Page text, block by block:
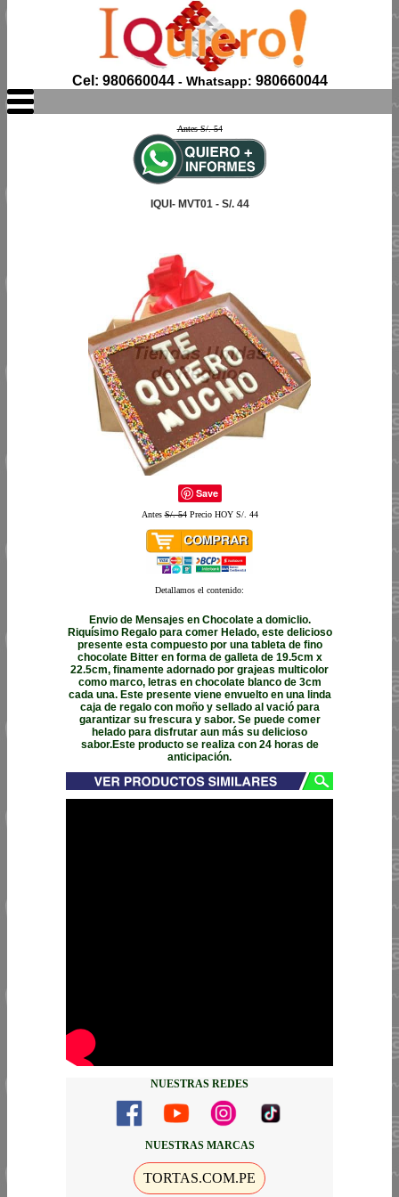
Cel: 980660044- Whatsapp: 980660044
Antes S/. 54
IQUI- MVT01 - S/. 44
Save
AntesS/. 54Precio HOY S/. 44
Detallamos el contenido:
Envio de Mensajes en Chocolate a domiclio.
Riquísimo Regalo para comer Helado, este delicioso
presente esta compuesto por una tableta de fino
chocolate Bitter en forma de galleta de 19.5cm x
22.5cm, finamente adornado por grajeas multicolor
como marco, letras en chocolate blanco de 3cm
cada una. Este presente viene envuelto en una linda
caja de regalo con moño y sellado al vació para
garantizar su frescura y sabor. Se puede comer
helado para disfrutar aun más su delicioso
sabor.Este producto se realiza con 24 horas de
anticipación.
NUESTRAS REDES
NUESTRAS MARCAS
TORTAS.COM.PE